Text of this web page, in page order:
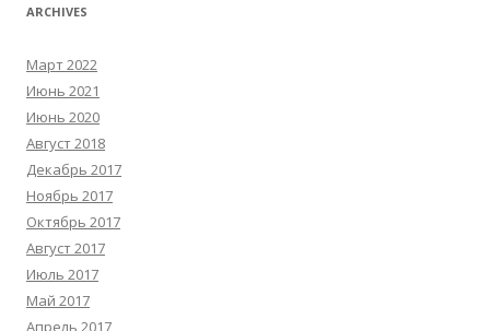
ARCHIVES
Март 2022
Июнь 2021
Июнь 2020
Август 2018
Декабрь 2017
Ноябрь 2017
Октябрь 2017
Август 2017
Июль 2017
Май 2017
Апрель 2017